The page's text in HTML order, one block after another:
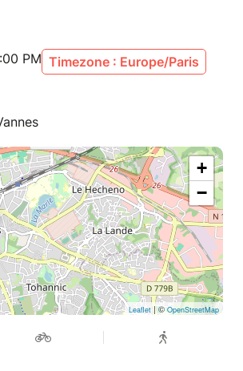
PM Timezone : Europe/Paris
+
−
Leaflet| ©OpenStreetMap